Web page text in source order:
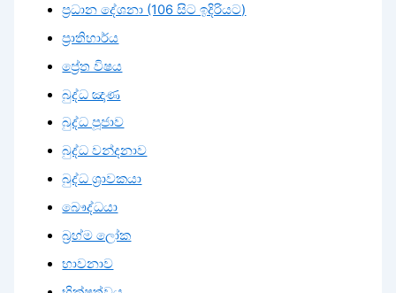
ප්‍රධාන දේශනා (106 සිට ඉදිරියට)
ප්‍රාතිහාර්ය
ප්‍රේත විෂය
බුද්ධ ඤාණ
බුද්ධ පූජාව
බුද්ධ වන්දනාව
බුද්ධ ශ්‍රාවකයා
බෞද්ධයා
බ්‍රහ්ම ලෝක
භාවනාව